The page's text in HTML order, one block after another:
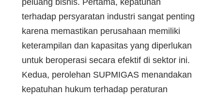
terhadap persyaratan industri sangat penting
karena memastikan perusahaan memiliki
keterampilan dan kapasitas yang diperlukan
untuk beroperasi secara efektif di sektor ini.
Kedua, perolehan SUPMIGAS menandakan
kepatuhan hukum terhadap peraturan